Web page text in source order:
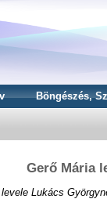
Böngészés,
Gerő Mária
Lukács